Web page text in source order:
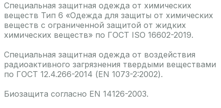
Специальная защитная одежда от химических
веществ Тип 6 «Одежда для защиты от химических
веществ с ограниченной защитой от жидких
химических веществ» по ГОСТ ISO 16602-2019.
Специальная защитная одежда от воздействия
радиоактивного загрязнения твердыми веществами
по ГОСТ 12.4.266-2014 (EN 1073-2:2002).
Биозащита согласно EN 14126-2003.